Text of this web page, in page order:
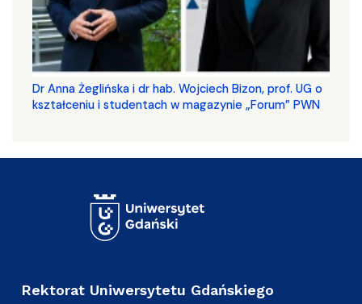
​​​​​​​Dr Anna Żeglińska i dr hab. Wojciech Bizon, prof. UG o
kształceniu i studentach w magazynie „Forum” PWN
Rektorat Uniwersytetu Gdańskiego